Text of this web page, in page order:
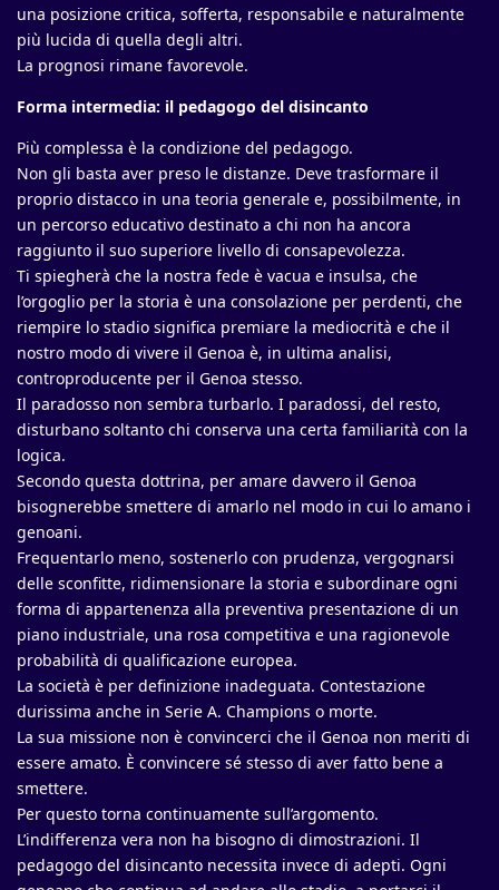
una posizione critica, sofferta, responsabile e naturalmente
più lucida di quella degli altri.
La prognosi rimane favorevole.
Forma intermedia: il pedagogo del disincanto
Più complessa è la condizione del pedagogo.
Non gli basta aver preso le distanze. Deve trasformare il
proprio distacco in una teoria generale e, possibilmente, in
un percorso educativo destinato a chi non ha ancora
raggiunto il suo superiore livello di consapevolezza.
Ti spiegherà che la nostra fede è vacua e insulsa, che
l’orgoglio per la storia è una consolazione per perdenti, che
riempire lo stadio significa premiare la mediocrità e che il
nostro modo di vivere il Genoa è, in ultima analisi,
controproducente per il Genoa stesso.
Il paradosso non sembra turbarlo. I paradossi, del resto,
disturbano soltanto chi conserva una certa familiarità con la
logica.
Secondo questa dottrina, per amare davvero il Genoa
bisognerebbe smettere di amarlo nel modo in cui lo amano i
genoani.
Frequentarlo meno, sostenerlo con prudenza, vergognarsi
delle sconfitte, ridimensionare la storia e subordinare ogni
forma di appartenenza alla preventiva presentazione di un
piano industriale, una rosa competitiva e una ragionevole
probabilità di qualificazione europea.
La società è per definizione inadeguata. Contestazione
durissima anche in Serie A. Champions o morte.
La sua missione non è convincerci che il Genoa non meriti di
essere amato. È convincere sé stesso di aver fatto bene a
smettere.
Per questo torna continuamente sull’argomento.
L’indifferenza vera non ha bisogno di dimostrazioni. Il
pedagogo del disincanto necessita invece di adepti. Ogni